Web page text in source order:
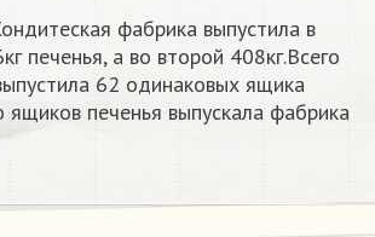
фабрика выпустила в
печенья, а во второй 408кг.Всего
62 одинаковых ящика
ящиков печенья выпускала фабрика